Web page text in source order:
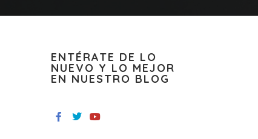
ENTÉRATE DE LO
NUEVO Y LO MEJOR
EN NUESTRO BLOG